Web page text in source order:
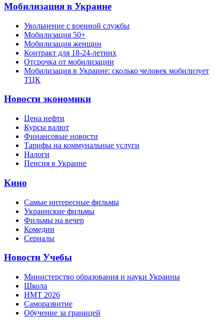
Мобилизация в Украине
Увольнение с военной службы
Мобилизация 50+
Мобилизация женщин
Контракт для 18-24-летних
Отсрочка от мобилизации
Мобилизация в Украине: сколько человек мобилизует
ТЦК
Новости экономики
Цена нефти
Курсы валют
Финансовые новости
Тарифы на коммунальные услуги
Налоги
Пенсия в Украине
Кино
Самые интересные фильмы
Украинские фильмы
Фильмы на вечер
Комедии
Сериалы
Новости Учебы
Министерство образования и науки Украины
Школа
НМТ 2026
Саморазвитие
Обучение за границей